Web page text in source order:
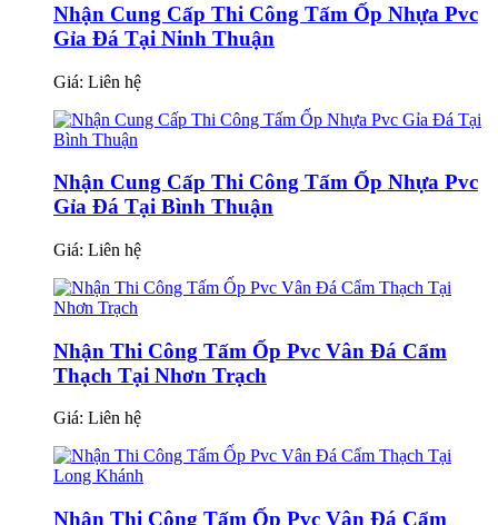
Nhận Cung Cấp Thi Công Tấm Ốp Nhựa Pvc
Gỉa Đá Tại Ninh Thuận
Giá: Liên hệ
Nhận Cung Cấp Thi Công Tấm Ốp Nhựa Pvc
Gỉa Đá Tại Bình Thuận
Giá: Liên hệ
Nhận Thi Công Tấm Ốp Pvc Vân Đá Cẩm
Thạch Tại Nhơn Trạch
Giá: Liên hệ
Nhận Thi Công Tấm Ốp Pvc Vân Đá Cẩm